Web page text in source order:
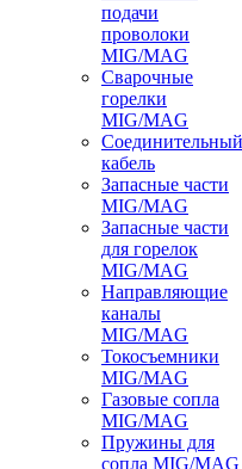
подачи
проволоки
MIG/MAG
Сварочные
горелки
MIG/MAG
Соединительный
кабель
Запасные части
MIG/MAG
Запасные части
для горелок
MIG/MAG
Направляющие
каналы
MIG/MAG
Токосъемники
MIG/MAG
Газовые сопла
MIG/MAG
Пружины для
сопла MIG/MAG